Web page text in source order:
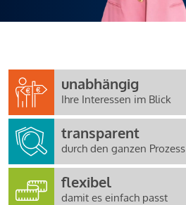
unabhängig
Ihre Interessen im Blick
transparent
durch den ganzen Prozess
flexibel
damit es einfach passt